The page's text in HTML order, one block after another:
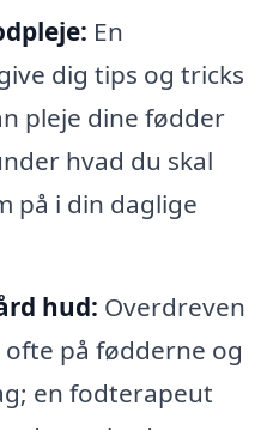
En
dig tips og tricks
pleje dine fødder
hvad du skal
på i din daglige
hud: Overdreven
på fødderne og
en fodterapeut